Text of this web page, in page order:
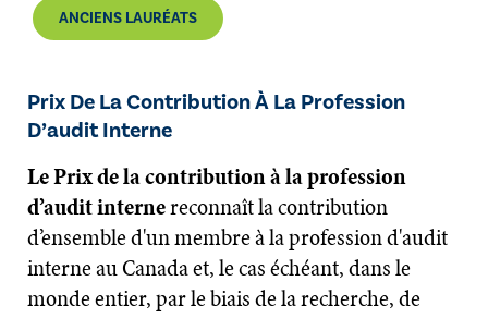
ANCIENS LAURÉATS
Prix De La Contribution À La Profession
D’audit Interne
Le Prix de la contribution à la profession
d’audit internereconnaît la contribution
d’ensemble d'un membre à la profession d'audit
interne au Canada et, le cas échéant, dans le
monde entier, par le biais de la recherche, de